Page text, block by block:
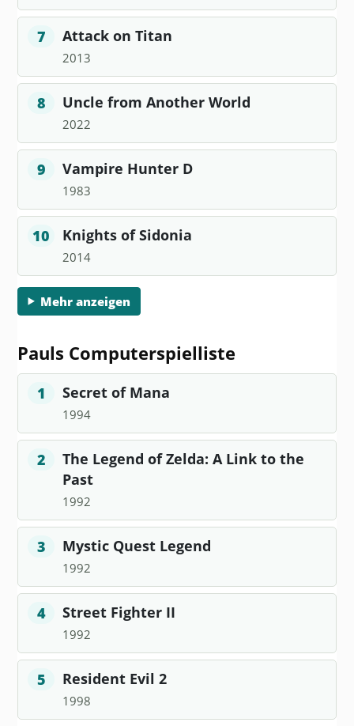
7 Attack on Titan
2013
8 Uncle from Another World
2022
9 Vampire Hunter D
1983
10 Knights of Sidonia
2014
Mehr anzeigen
Pauls Computerspielliste
1 Secret of Mana
1994
2
The Legend of Zelda: A Link to the
Past
1992
3 Mystic Quest Legend
1992
4 Street Fighter II
1992
5 Resident Evil 2
1998